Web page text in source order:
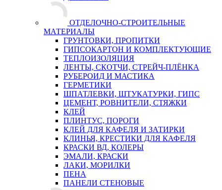
ОТДЕЛОЧНО-СТРОИТЕЛЬНЫЕ
МАТЕРИАЛЫ
ГРУНТОВКИ, ПРОПИТКИ
ГИПСОКАРТОН И КОМПЛЕКТУЮЩИЕ
ТЕПЛОИЗОЛЯЦИЯ
ЛЕНТЫ, СКОТЧИ, СТРЕЙЧ-ПЛЁНКА
РУБЕРОИД И МАСТИКА
ГЕРМЕТИКИ
ШПАТЛЕВКИ, ШТУКАТУРКИ, ГИПС
ЦЕМЕНТ, РОВНИТЕЛИ, СТЯЖКИ
КЛЕЙ
ПЛИНТУС, ПОРОГИ
КЛЕЙ ДЛЯ КАФЕЛЯ И ЗАТИРКИ
КЛИНЬЯ, КРЕСТИКИ ДЛЯ КАФЕЛЯ
КРАСКИ ВД, КОЛЕРЫ
ЭМАЛИ, КРАСКИ
ЛАКИ, МОРИЛКИ
ПЕНА
ПАНЕЛИ СТЕНОВЫЕ